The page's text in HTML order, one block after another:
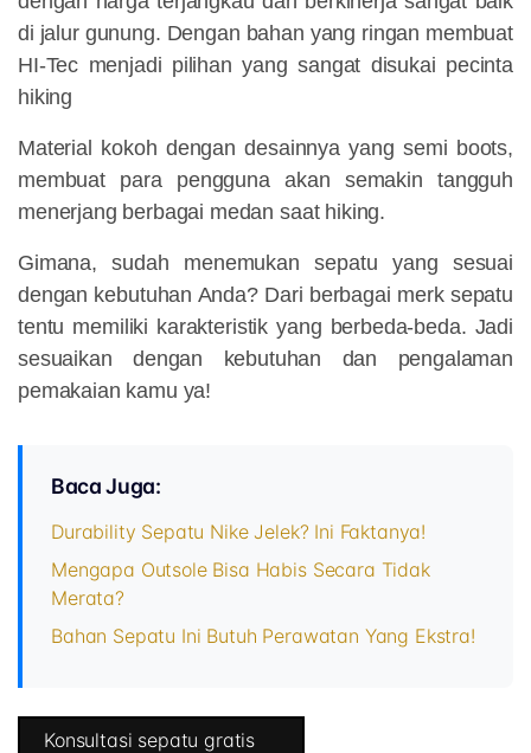
di jalur gunung. Dengan bahan yang ringan membuat
HI-Tec menjadi pilihan yang sangat disukai pecinta
hiking
Material kokoh dengan desainnya yang semi boots,
membuat para pengguna akan semakin tangguh
menerjang berbagai medan saat hiking.
Gimana, sudah menemukan sepatu yang sesuai
dengan kebutuhan Anda? Dari berbagai merk sepatu
tentu memiliki karakteristik yang berbeda-beda. Jadi
sesuaikan dengan kebutuhan dan pengalaman
pemakaian kamu ya!
Baca Juga:
Durability Sepatu Nike Jelek? Ini Faktanya!
Mengapa Outsole Bisa Habis Secara Tidak
Merata?
Bahan Sepatu Ini Butuh Perawatan Yang Ekstra!
Konsultasi sepatu gratis